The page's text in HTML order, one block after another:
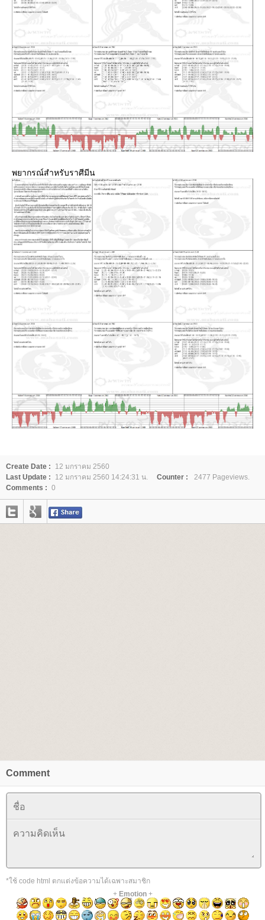
พยากรณ์สำหรับราศีมีน
Create Date :
12 มกราคม 2560
Last Update :
12 มกราคม 2560 14:24:31 น. Counter :
2477 Pageviews.
Comments : 0
Comment
*ใช้ code html ตกแต่งข้อความได้เฉพาะสมาชิก
+ Emotion+